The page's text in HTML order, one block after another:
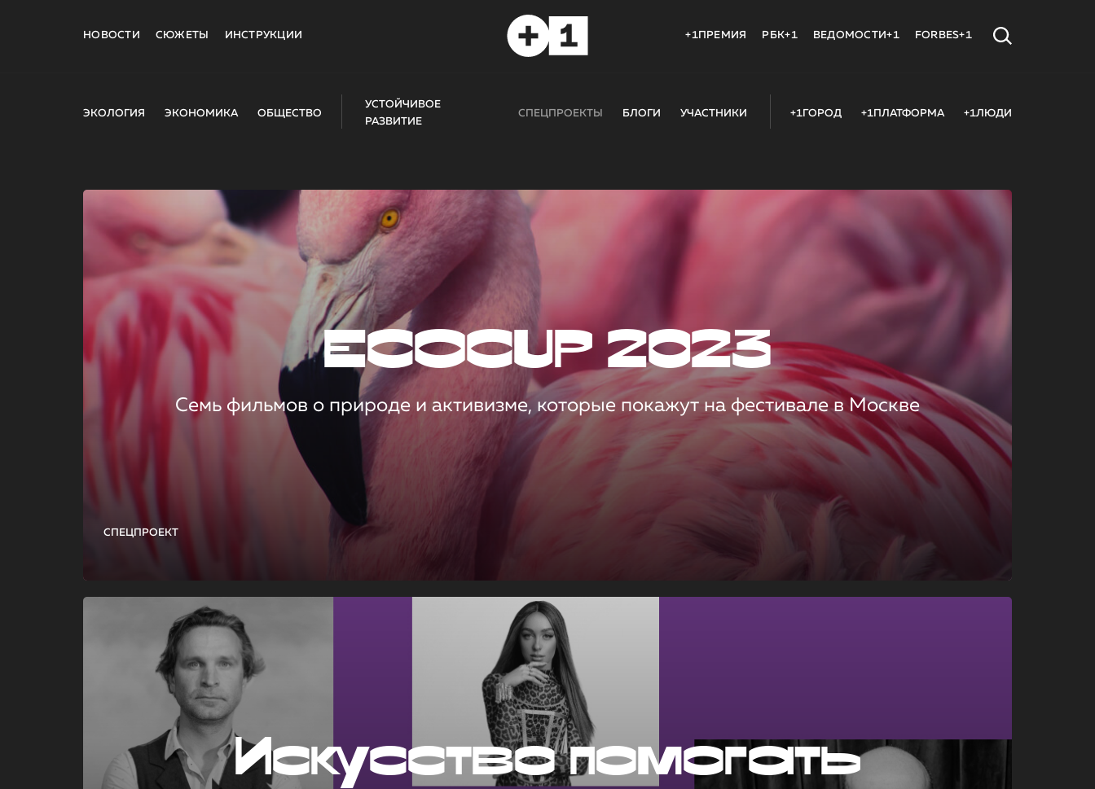
НОВОСТИ СЮЖЕТЫ ИНСТРУКЦИИ +1ПРЕМИЯ РБК+1 ВЕДОМОСТИ+1 FORBES+1
ЭКОЛОГИЯ ЭКОНОМИКА ОБЩЕСТВО
УСТОЙЧИВОЕ
РАЗВИТИЕ
СПЕЦПРОЕКТЫ БЛОГИ УЧАСТНИКИ +1ГОРОД +1ПЛАТФОРМА +1ЛЮДИ
СПЕЦПРОЕКТ
ECOCUP 2023
Семь фильмов о природе и активизме, которые покажут на фестивале в Москве
Искусство помогать